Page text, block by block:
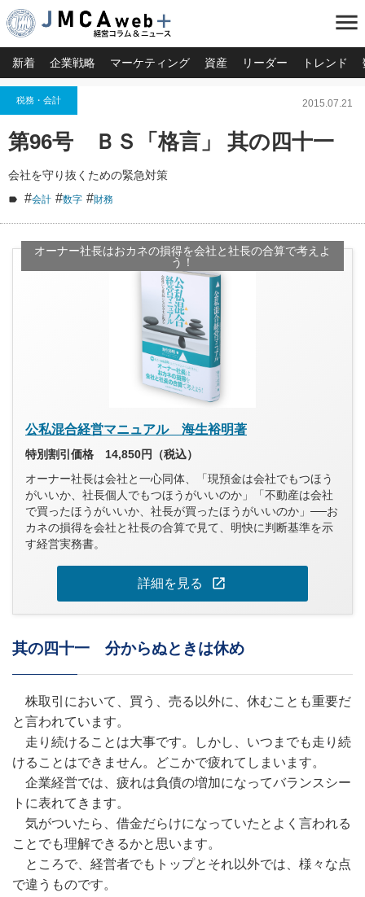
menu
新着 企業戦略 マーケティング 資産 リーダー トレンド
税務・会計 2015.07.21
第96号 ＢＳ「格言」 其の四十一
会社を守り抜くための緊急対策
#会計 #数字 #財務
オーナー社長はおカネの損得を会社と社長の合算で考えよ
う！
公私混合経営マニュアル 海生裕明著
特別割引価格 14,850円（税込）
オーナー社長は会社と一心同体、「現預金は会社でもつほう
がいいか、社長個人でもつほうがいいのか」「不動産は会社
で買ったほうがいいか、社長が買ったほうがいいのか」──お
カネの損得を会社と社長の合算で見て、明快に判断基準を示
す経営実務書。
詳細を見る open_in_new
其の四十一 分からぬときは休め
株取引において、買う、売る以外に、休むことも重要だ
と言われています。
走り続けることは大事です。しかし、いつまでも走り続
けることはできません。どこかで疲れてしまいます。
企業経営では、疲れは負債の増加になってバランスシー
トに表れてきます。
気がついたら、借金だらけになっていたとよく言われる
ことでも理解できるかと思います。
ところで、経営者でもトップとそれ以外では、様々な点
で違うものです。